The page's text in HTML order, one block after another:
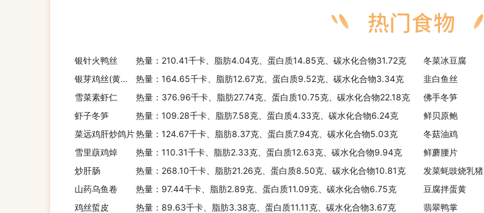
银针火鸭丝 热量：210.41千卡、脂肪4.04克、蛋白质14.85克、碳水化合物31.72克 冬菜冰豆腐
银芽鸡丝(黄豆芽)
热量：164.65千卡、脂肪12.67克、蛋白质9.52克、碳水化合物3.34克 韭白鱼丝
雪菜素虾仁
热量：376.96千卡、脂肪27.74克、蛋白质10.75克、碳水化合物22.18克 佛手冬笋
虾子冬笋
热量：109.28千卡、脂肪7.58克、蛋白质4.33克、碳水化合物6.24克 鲜贝原鲍
菜远鸡肝炒鸽片热量：124.67千卡、脂肪8.37克、蛋白质7.94克、碳水化合物5.03克 冬菇油鸡
雪里蕻鸡焯
热量：110.31千卡、脂肪2.33克、蛋白质12.63克、碳水化合物9.94克 鲜蘑腰片
炒肝肠
热量：268.10千卡、脂肪21.26克、蛋白质8.50克、碳水化合物10.81克 发菜蚝豉烧乳猪
山药乌鱼卷
热量：97.44千卡、脂肪2.89克、蛋白质11.09克、碳水化合物6.75克 豆腐拌蛋黄
鸡丝蜇皮
热量：89.63千卡、脂肪3.38克、蛋白质11.11克、碳水化合物3.67克 翡翠鸭掌